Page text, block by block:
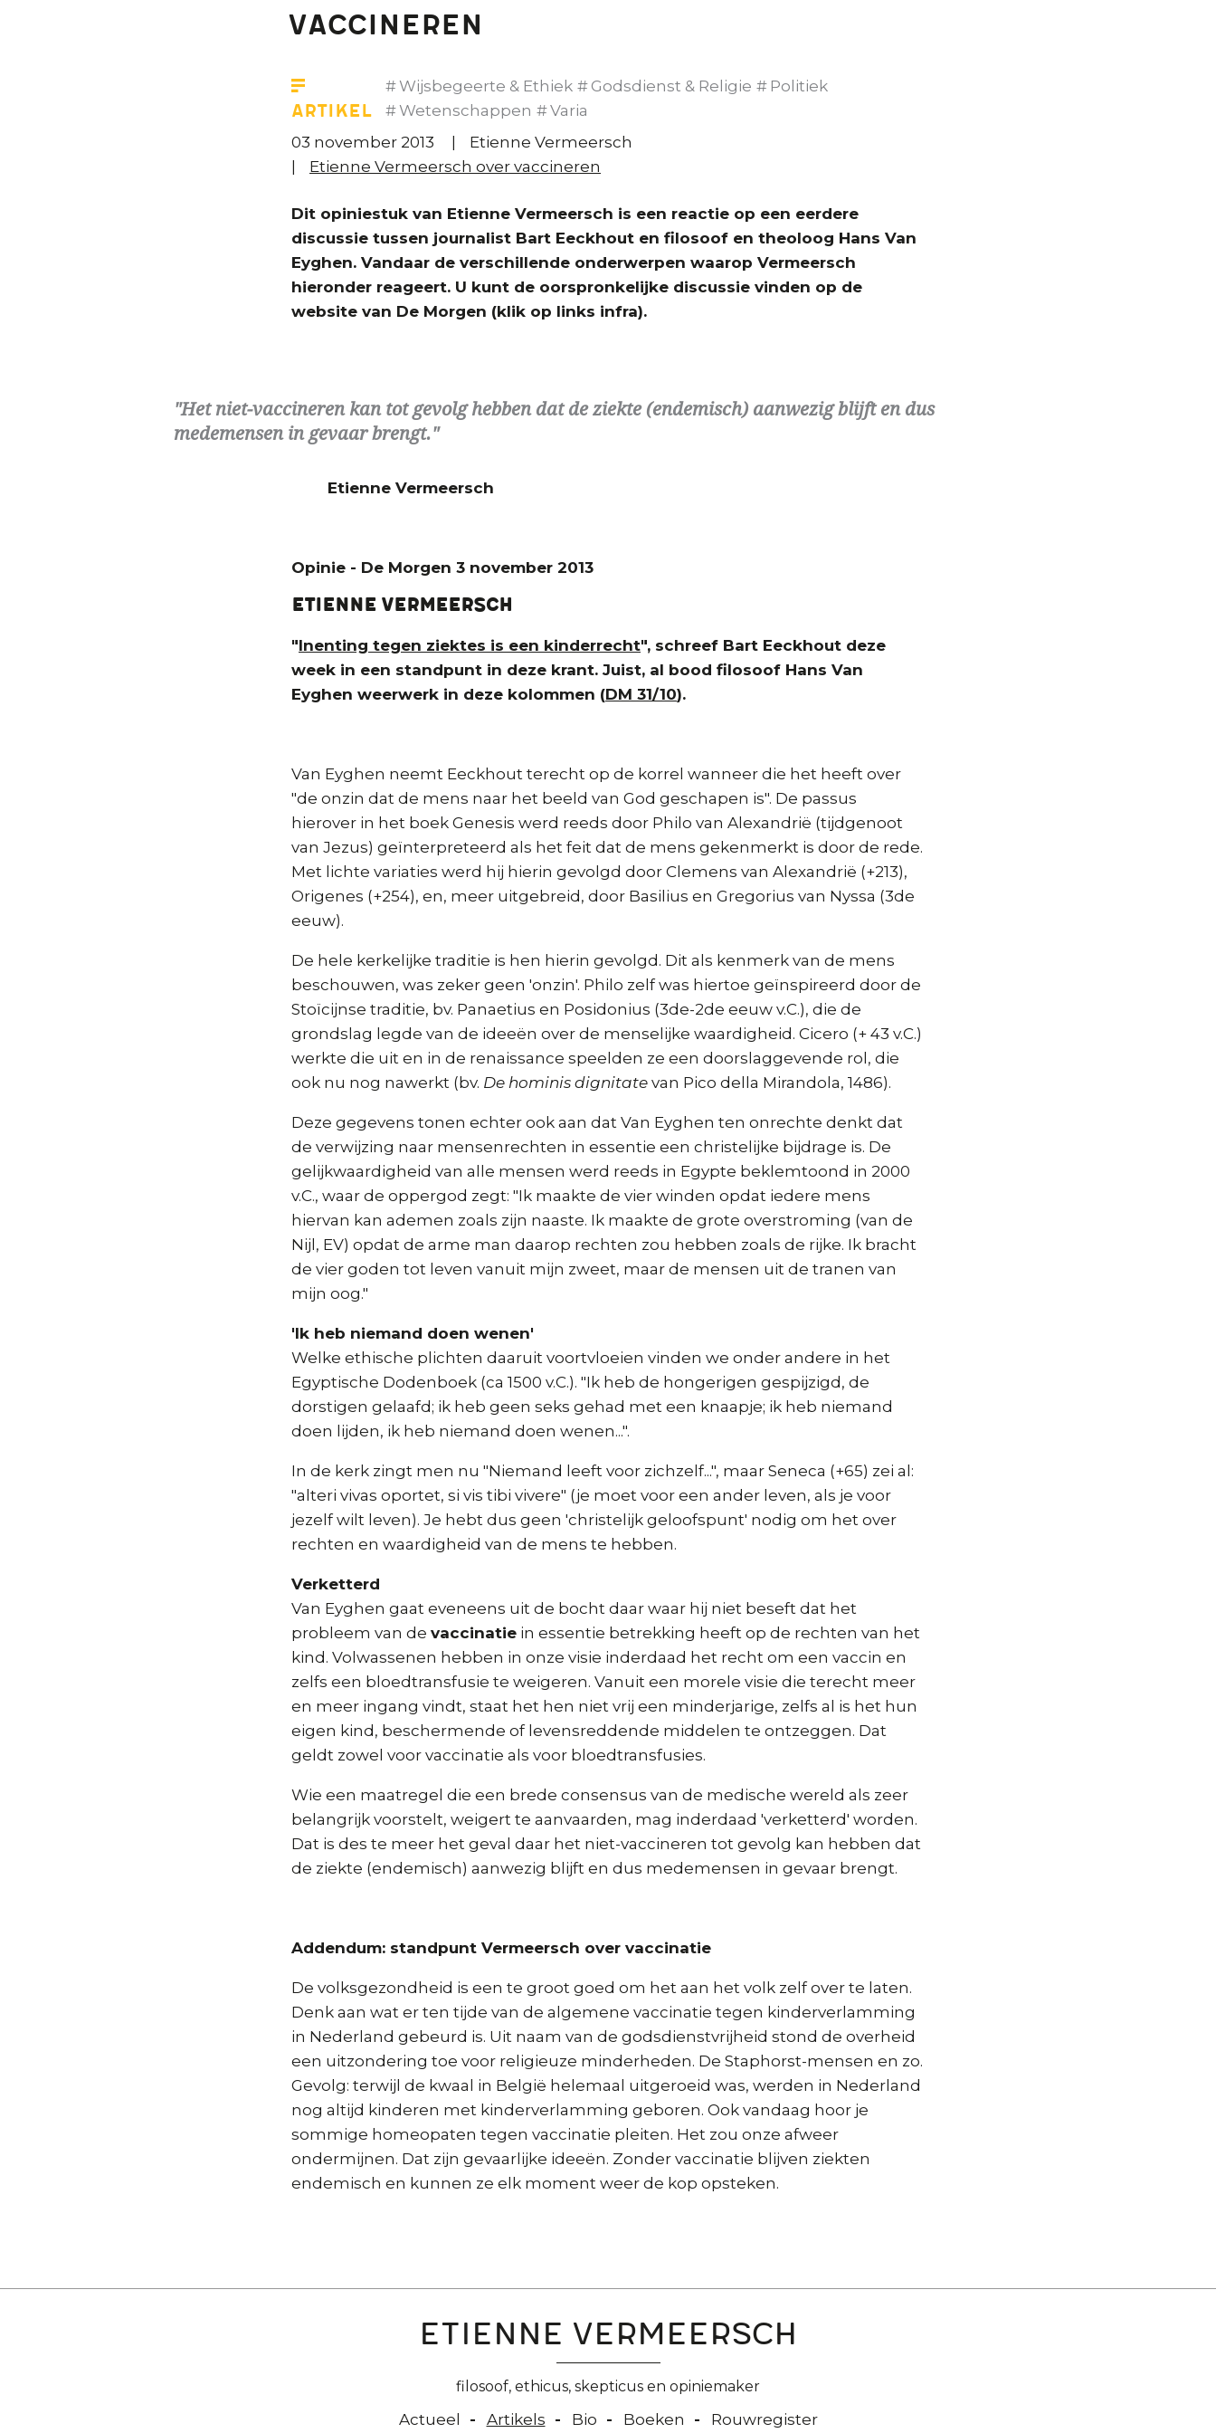
vaccineren
Artikel
Wijsbegeerte & Ethiek Godsdienst & Religie
Politiek
Wetenschappen
Varia
03 november 2013
Etienne Vermeersch
Etienne Vermeersch over vaccineren
Dit opiniestuk van Etienne Vermeersch is een reactie op een eerdere
discussie tussen journalist Bart Eeckhout en filosoof en theoloog Hans Van
Eyghen. Vandaar de verschillende onderwerpen waarop Vermeersch
hieronder reageert. U kunt de oorspronkelijke discussie vinden op de
website van De Morgen (klik op links infra).
Het niet-vaccineren kan tot gevolg hebben dat de ziekte (endemisch) aanwezig blijft en dus
medemensen in gevaar brengt.
Etienne Vermeersch
Opinie - De Morgen 3 november 2013
Etienne Vermeersch
"Inenting tegen ziektes is een kinderrecht", schreef Bart Eeckhout deze
week in een standpunt in deze krant. Juist, al bood filosoof Hans Van
Eyghen weerwerk in deze kolommen (DM 31/10).
Van Eyghen neemt Eeckhout terecht op de korrel wanneer die het heeft over
"de onzin dat de mens naar het beeld van God geschapen is". De passus
hierover in het boek Genesis werd reeds door Philo van Alexandrië (tijdgenoot
van Jezus) geïnterpreteerd als het feit dat de mens gekenmerkt is door de rede.
Met lichte variaties werd hij hierin gevolgd door Clemens van Alexandrië (+213),
Origenes (+254), en, meer uitgebreid, door Basilius en Gregorius van Nyssa (3de
eeuw).
De hele kerkelijke traditie is hen hierin gevolgd. Dit als kenmerk van de mens
beschouwen, was zeker geen 'onzin'. Philo zelf was hiertoe geïnspireerd door de
Stoïcijnse traditie, bv. Panaetius en Posidonius (3de-2de eeuw v.C.), die de
grondslag legde van de ideeën over de menselijke waardigheid. Cicero (+ 43 v.C.)
werkte die uit en in de renaissance speelden ze een doorslaggevende rol, die
ook nu nog nawerkt (bv. De hominis dignitate van Pico della Mirandola, 1486).
Deze gegevens tonen echter ook aan dat Van Eyghen ten onrechte denkt dat
de verwijzing naar mensenrechten in essentie een christelijke bijdrage is. De
gelijkwaardigheid van alle mensen werd reeds in Egypte beklemtoond in 2000
v.C., waar de oppergod zegt: "Ik maakte de vier winden opdat iedere mens
hiervan kan ademen zoals zijn naaste. Ik maakte de grote overstroming (van de
Nijl, EV) opdat de arme man daarop rechten zou hebben zoals de rijke. Ik bracht
de vier goden tot leven vanuit mijn zweet, maar de mensen uit de tranen van
mijn oog."
'Ik heb niemand doen wenen'
Welke ethische plichten daaruit voortvloeien vinden we onder andere in het
Egyptische Dodenboek (ca 1500 v.C.). "Ik heb de hongerigen gespijzigd, de
dorstigen gelaafd; ik heb geen seks gehad met een knaapje; ik heb niemand
doen lijden, ik heb niemand doen wenen...".
In de kerk zingt men nu "Niemand leeft voor zichzelf...", maar Seneca (+65) zei al:
"alteri vivas oportet, si vis tibi vivere" (je moet voor een ander leven, als je voor
jezelf wilt leven). Je hebt dus geen 'christelijk geloofspunt' nodig om het over
rechten en waardigheid van de mens te hebben.
Verketterd
Van Eyghen gaat eveneens uit de bocht daar waar hij niet beseft dat het
probleem van de vaccinatie in essentie betrekking heeft op de rechten van het
kind. Volwassenen hebben in onze visie inderdaad het recht om een vaccin en
zelfs een bloedtransfusie te weigeren. Vanuit een morele visie die terecht meer
en meer ingang vindt, staat het hen niet vrij een minderjarige, zelfs al is het hun
eigen kind, beschermende of levensreddende middelen te ontzeggen. Dat
geldt zowel voor vaccinatie als voor bloedtransfusies.
Wie een maatregel die een brede consensus van de medische wereld als zeer
belangrijk voorstelt, weigert te aanvaarden, mag inderdaad 'verketterd' worden.
Dat is des te meer het geval daar het niet-vaccineren tot gevolg kan hebben dat
de ziekte (endemisch) aanwezig blijft en dus medemensen in gevaar brengt.
Addendum: standpunt Vermeersch over vaccinatie
De volksgezondheid is een te groot goed om het aan het volk zelf over te laten.
Denk aan wat er ten tijde van de algemene vaccinatie tegen kinderverlamming
in Nederland gebeurd is. Uit naam van de godsdienstvrijheid stond de overheid
een uitzondering toe voor religieuze minderheden. De Staphorst-mensen en zo.
Gevolg: terwijl de kwaal in België helemaal uitgeroeid was, werden in Nederland
nog altijd kinderen met kinderverlamming geboren. Ook vandaag hoor je
sommige homeopaten tegen vaccinatie pleiten. Het zou onze afweer
ondermijnen. Dat zijn gevaarlijke ideeën. Zonder vaccinatie blijven ziekten
endemisch en kunnen ze elk moment weer de kop opsteken.
Etienne Vermeersch
filosoof, ethicus, skepticus en opiniemaker
Actueel Artikels Bio Boeken Rouwregister